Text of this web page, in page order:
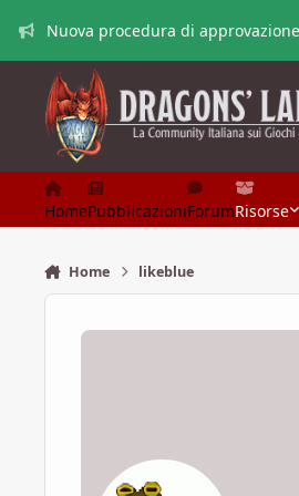
Nuova procedura di
HomePubblicazioniForumRisorse
Home likeblue